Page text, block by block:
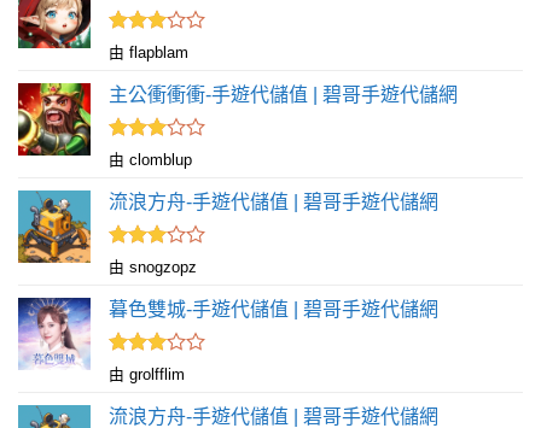
分
評分
滿
分 5
由 flapblam
主公衝衝衝-手遊代儲值 | 碧哥手遊代儲網
評分
分 5
由 clomblup
流浪方舟-手遊代儲值 | 碧哥手遊代儲網
評分
分 5
由 snogzopz
暮色雙城-手遊代儲值 | 碧哥手遊代儲網
評分
滿
分 5
由 grolfflim
流浪方舟-手遊代儲值 | 碧哥手遊代儲網